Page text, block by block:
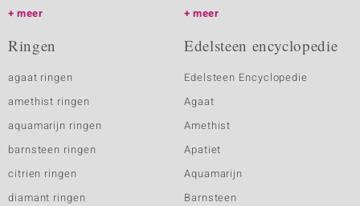
meer
meer
Ringen
agaat ringen
amethist ringen
aquamarijn ringen
barnsteen ringen
citrien ringen
diamant ringen
Edelsteen encyclopedie
Edelsteen Encyclopedie
Agaat
Amethist
Apatiet
Aquamarijn
Barnsteen